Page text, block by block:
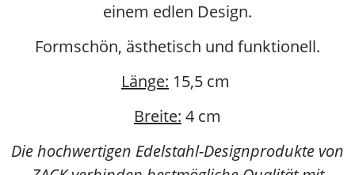
einem edlen Design.
Formschön, ästhetisch und funktionell.
Länge: 15,5 cm
Breite: 4 cm
Die hochwertigen Edelstahl-Designprodukte von